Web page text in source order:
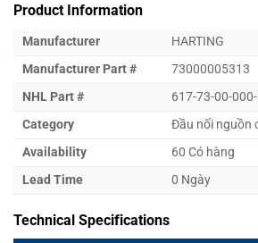
Product Information
Manufacturer
HARTING
Manufacturer Part #
73000005313
NHL Part #
617-73-00-
Category
Đầu nối nguồn
Availability
60 Có hàng
Lead Time
0 Ngày
Technical Specifications